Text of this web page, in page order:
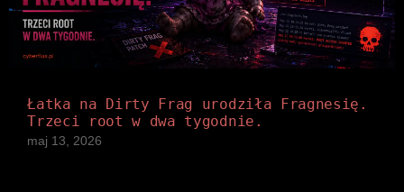
Łatka na Dirty Frag urodziła Fragnesię.
Trzeci root w dwa tygodnie.
maj 13, 2026